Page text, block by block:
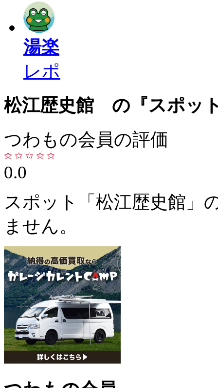
湯楽
レポ
松江歴史館 の『スポッ
つわもの会員の評価
0.0
スポット「松江歴史館」
ません。